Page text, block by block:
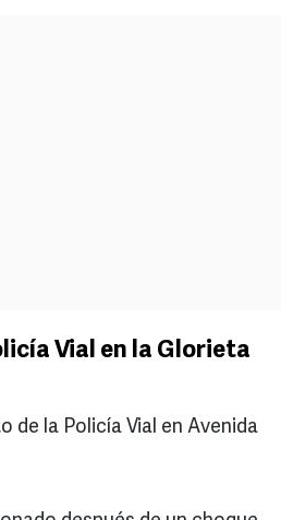
Vial en la Glorieta
de la Policía Vial en Avenida